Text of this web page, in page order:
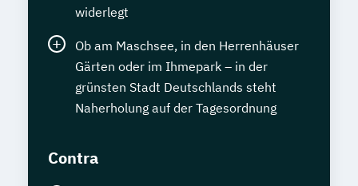
widerlegt
Ob am Maschsee, in den Herrenhäuser
Gärten oder im Ihmepark – in der
grünsten Stadt Deutschlands steht
Naherholung auf der Tagesordnung
Contra